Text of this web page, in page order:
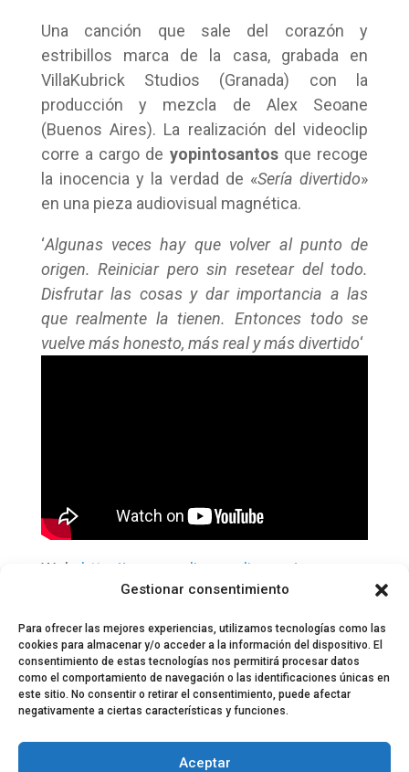
Gestionar consentimiento
Para ofrecer las mejores experiencias, utilizamos tecnologías como las
cookies para almacenar y/o acceder a la información del dispositivo. El
consentimiento de estas tecnologías nos permitirá procesar datos
como el comportamiento de navegación o las identificaciones únicas en
este sitio. No consentir o retirar el consentimiento, puede afectar
negativamente a ciertas características y funciones.
Aceptar
Una canción que sale del corazón y
estribillos marca de la casa, grabada en
VillaKubrick Studios (Granada) con la
producción y mezcla de Alex Seoane
(Buenos Aires). La realización del videoclip
corre a cargo de yopintosantosque recoge
la inocencia y la verdad de «Sería divertido»
en una pieza audiovisual magnética.
‘Algunas veces hay que volver al punto de
origen. Reiniciar pero sin resetear del todo.
Disfrutar las cosas y dar importancia a las
que realmente la tienen. Entonces todo se
vuelve más honesto, más real y más divertido‘
Web: http://www.molina-molina.es/